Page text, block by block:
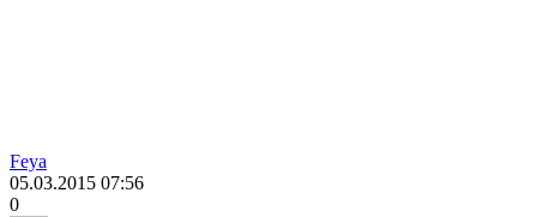
Feya
05.03.2015 07:56
0